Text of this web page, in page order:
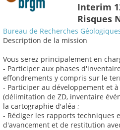
Interim
Risques
Bureau de Recherches
Description de la mission
Vous serez principalement en
- Participer aux phases
effondrements y compris sur le
- Participer au développement et
(délimitation de ZD, inventaire
la cartographie d'aléa ;
- Rédiger les rapports techniques
d'avancement et de restitution